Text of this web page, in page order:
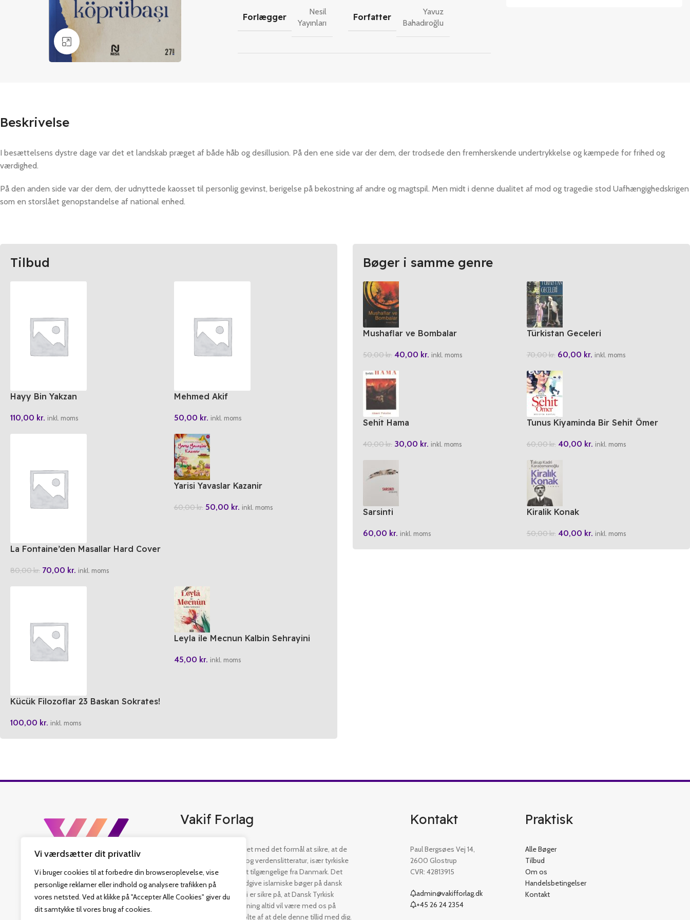
Vi værdsætter dit privatliv
Vi bruger cookies til at forbedre din browseroplevelse, vise
personlige reklamer eller indhold og analysere trafikken på
vores netsted. Ved at klikke på "Accepter Alle Cookies" giver du
dit samtykke til vores brug af cookies.
Klik for at forstørre
Forlægger
Nesil
Yayınları
Forfatter
Yavuz
Bahadıroğlu
Beskrivelse
I besættelsens dystre dage var det et landskab præget af både håb og desillusion. På den ene side var der dem, der trodsede den fremherskende undertrykkelse og kæmpede for frihed og
værdighed.
På den anden side var der dem, der udnyttede kaosset til personlig gevinst, berigelse på bekostning af andre og magtspil. Men midt i denne dualitet af mod og tragedie stod Uafhængighedskrigen
som en storslået genopstandelse af national enhed.
Tilbud
Hayy Bin Yakzan
110,00 kr. inkl. moms
Mehmed Akif
50,00 kr. inkl. moms
La Fontaine’den Masallar Hard Cover
80,00kr. 70,00 kr. inkl. moms
Yarisi Yavaslar Kazanir
60,00kr. 50,00 kr. inkl. moms
Kücük Filozoflar 23 Baskan Sokrates!
100,00 kr. inkl. moms
Leyla ile Mecnun Kalbin Sehrayini
45,00 kr. inkl. moms
Bøger i samme genre
Mushaflar ve Bombalar
50,00kr. 40,00 kr. inkl. moms
Türkistan Geceleri
70,00kr. 60,00 kr. inkl. moms
Sehit Hama
40,00kr. 30,00 kr. inkl. moms
Tunus Kiyaminda Bir Sehit Ömer
60,00kr. 40,00 kr. inkl. moms
Sarsinti
60,00 kr. inkl. moms
Kiralik Konak
50,00kr. 40,00 kr. inkl. moms
Vakif Forlag
Vakif Forlag er etableret med det formål at sikre, at de
bedste tyrkisk bøger og verdenslitteratur, især tyrkiske
islamiske bøger, er let tilgængelige fra Danmark. Det
har også fastlagt at udgive islamiske bøger på dansk
som sit hovedmål. Vi er sikre på, at Dansk Tyrkisk
Religiøs Fonds vejledning altid vil være med os på
denne rejse. Vi er stolte af at dele denne tillid med dig.
Kontakt
Paul Bergsøes Vej 14,
2600 Glostrup
CVR: 42813915
admin@vakifforlag.dk
+45 26 24 2354
Praktisk
Alle Bøger
Tilbud
Om os
Handelsbetingelser
Kontakt